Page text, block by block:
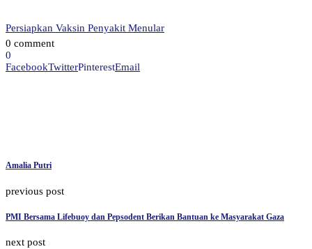
Persiapkan Vaksin Penyakit Menular
0 comment
0
FacebookTwitterPinterestEmail
Amalia Putri
previous post
PMI Bersama Lifebuoy dan Pepsodent Berikan Bantuan ke Masyarakat Gaza
next post